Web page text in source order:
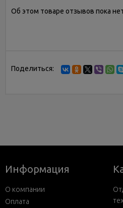
Об этом товаре отзывов пока
Поделиться:
Информация
О компании
Оплата